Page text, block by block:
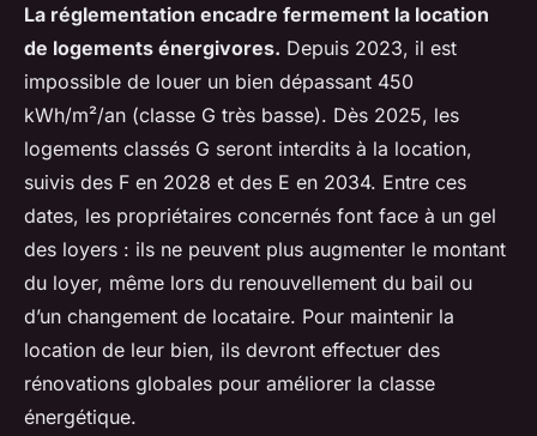
La réglementation encadre fermement la location
de logements énergivores. Depuis 2023, il est
impossible de louer un bien dépassant 450
kWh/m²/an (classe G très basse). Dès 2025, les
logements classés G seront interdits à la location,
suivis des F en 2028 et des E en 2034. Entre ces
dates, les propriétaires concernés font face à un gel
des loyers : ils ne peuvent plus augmenter le montant
du loyer, même lors du renouvellement du bail ou
d’un changement de locataire. Pour maintenir la
location de leur bien, ils devront effectuer des
rénovations globales pour améliorer la classe
énergétique.